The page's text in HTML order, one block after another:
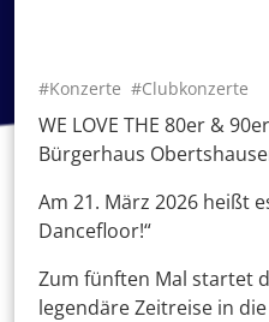
#Konzerte #Clubkonzerte
WE LOVE THE 80er &
Bürgerhaus
Am 21. März 2026 heißt
Dancefloor!“
Zum fünften Mal startet
legendäre Zeitreise in